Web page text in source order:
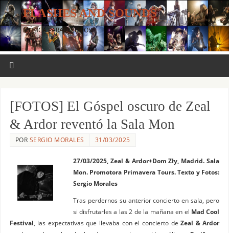
FLASHES AND SOUNDS
MÚSICA PARA LOS OJOS.
[FOTOS] El Góspel oscuro de Zeal
& Ardor reventó la Sala Mon
POR SERGIO MORALES 31/03/2025
27/03/2025, Zeal & Ardor+Dom Zły, Madrid. Sala
Mon. Promotora Primavera Tours. Texto y Fotos:
Sergio Morales
Tras perdernos su anterior concierto en sala, pero
si disfrutarles a las 2 de la mañana en el Mad Cool
Festival, las expectativas que llevaba con el concierto deZeal & Ardor